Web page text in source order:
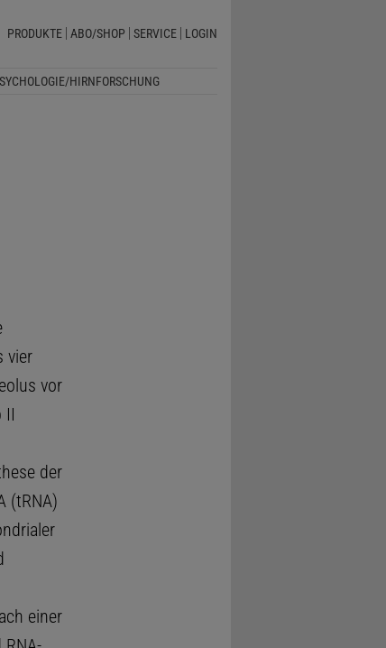
PRODUKTE ABO/SHOP SERVICE LOGIN
HIRNFORSCHUNG
vier
vor
II
der
(tRNA)
einer